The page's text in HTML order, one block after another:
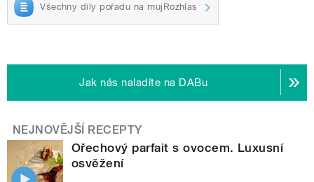
Všechny díly pořadu na mujRozhlas
Jak nás naladíte na DABu
NEJNOVĚJŠÍ RECEPTY
Ořechový parfait s ovocem. Luxusní
osvěžení